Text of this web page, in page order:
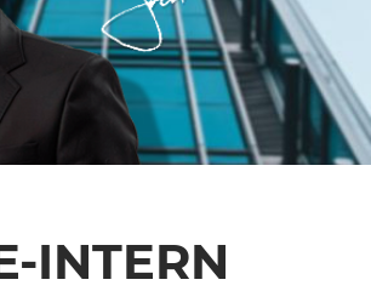
INTERN